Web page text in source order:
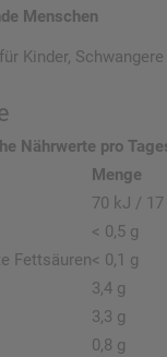
Menschen
Kinder,
Nährwerte pro
Menge
70 kJ / 17
< 0,5 g
Fettsäuren< 0,1 g
3,4 g
3,3 g
0,8 g